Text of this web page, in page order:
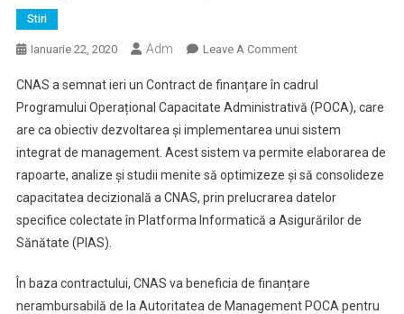
Stiri
Ianuarie 22, 2020 Adm Leave A CommentOn
A
Accesat
Fonduri
Europene
În
Valoare
De
Pentru
CNAS a semnat ieri un Contract de finanțare în cadrul
Programului Operațional Capacitate Administrativă (POCA), care
are ca obiectiv dezvoltarea și implementarea unui sistem
integrat de management. Acest sistem va permite elaborarea de
rapoarte, analize și studii menite să optimizeze și să consolideze
capacitatea decizională a CNAS, prin prelucrarea datelor
specifice colectate în Platforma Informatică a Asigurărilor de
Sănătate (PIAS).
În baza contractului, CNAS va beneficia de finanțare
nerambursabilă de la Autoritatea de Management POCA pentru